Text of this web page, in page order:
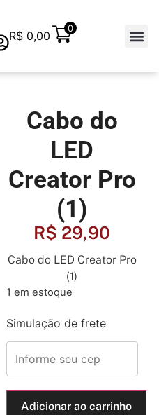
R$0,00
0
Cabo do
LED
Creator Pro
(1)
R$ 29,90
Cabo do LED Creator Pro
(1)
1 em estoque
Simulação de frete
Adicionar ao carrinho